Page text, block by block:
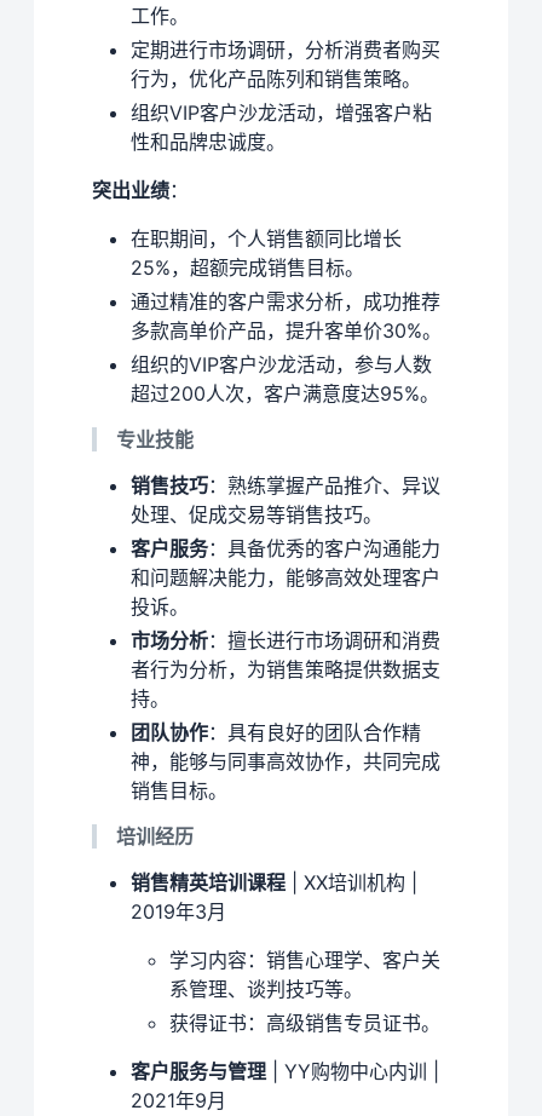
工作。
定期进行市场调研，分析消费者购买
行为，优化产品陈列和销售策略。
组织VIP客户沙龙活动，增强客户粘
性和品牌忠诚度。
突出业绩：
在职期间，个人销售额同比增长
25%，超额完成销售目标。
通过精准的客户需求分析，成功推荐
多款高单价产品，提升客单价30%。
组织的VIP客户沙龙活动，参与人数
超过200人次，客户满意度达95%。
专业技能
销售技巧：熟练掌握产品推介、异议
处理、促成交易等销售技巧。
客户服务：具备优秀的客户沟通能力
和问题解决能力，能够高效处理客户
投诉。
市场分析：擅长进行市场调研和消费
者行为分析，为销售策略提供数据支
持。
团队协作：具有良好的团队合作精
神，能够与同事高效协作，共同完成
销售目标。
培训经历
销售精英培训课程 | XX培训机构 |
2019年3月
学习内容：销售心理学、客户关
系管理、谈判技巧等。
获得证书：高级销售专员证书。
客户服务与管理 | YY购物中心内训 |
2021年9月